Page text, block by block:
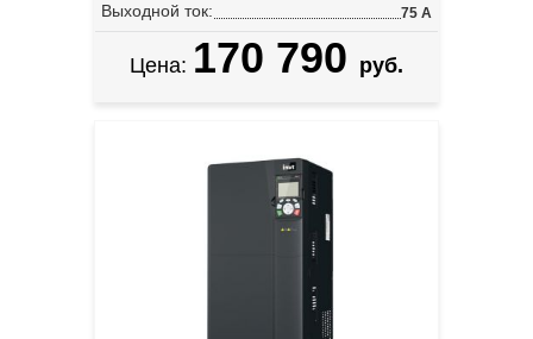
Выходной ток: 75 А
Цена: 170 790 руб.